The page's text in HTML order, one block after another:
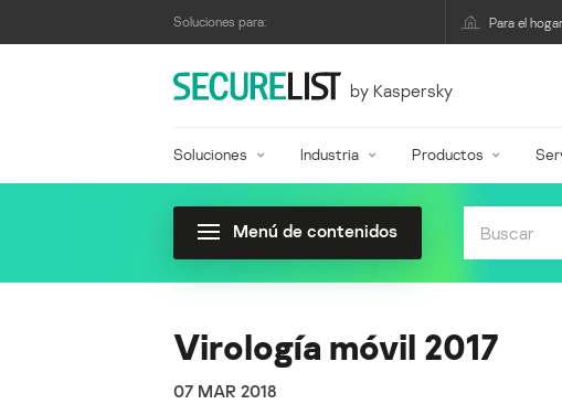
Soluciones para: Para el
by Kaspersky
Soluciones Industria Productos
Menú de contenidos
Virología móvil 2017
07 MAR 2018